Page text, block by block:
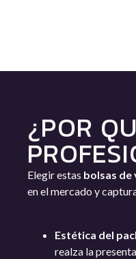
¿POR
Elegir estas bolsas de
en el mercado y
Estética del
realza la